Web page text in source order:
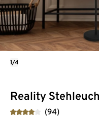
Reality
(94)
1/4